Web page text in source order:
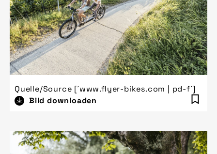
Quelle/Source [´www.flyer-bikes.com | pd-f´]
Bild downloaden